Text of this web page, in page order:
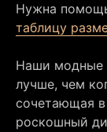
Нужна
таблицу
Наши модные
лучше, чем
сочетающая
роскошный